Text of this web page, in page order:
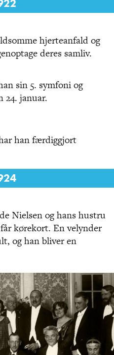
hjerteanfald og
deres samliv.
sin 5. symfoni og
24. januar.
han færdiggjort
Nielsen og hans hustru
kørekort. En velynder
og han bliver en